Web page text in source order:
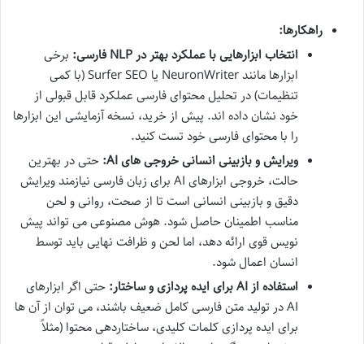
راهکارها:
انتخاب ابزارهایی با عملکرد بهتر در NLP فارسی:
برخی
ابزارها مانند NeuronWriter یا Surfer SEO (با کمی
تنظیمات) در تحلیل محتوای فارسی عملکرد قابل قبولی از
خود نشان داده اند. پیش از خرید، نسخه آزمایشی این ابزارها
را با محتوای فارسی خود تست کنید.
ویرایش و بازبینی انسانی خروجی های AI:
حتی در بهترین
حالت، خروجی ابزارهای AI برای زبان فارسی نیازمند ویرایش
دقیق و بازبینی انسانی است تا از صحت، روانی و لحن
مناسب اطمینان حاصل شود. هوش مصنوعی می تواند پیش
نویس قوی ارائه دهد، اما لحن و ظرافت نهایی باید توسط
انسان اعمال شود.
استفاده از AI برای ایده پردازی و ساختار:
حتی اگر ابزارهای
AI در تولید متن فارسی کامل ضعیف باشند، می توان از آن ها
برای ایده پردازی کلمات کلیدی، ساختاردهی محتوا (مثلاً